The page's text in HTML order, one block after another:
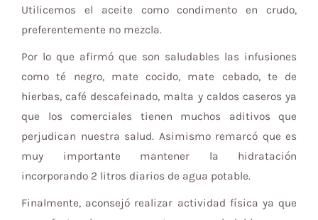
Utilicemos el aceite como condimento en crudo,
preferentemente no mezcla.
Por lo que afirmó que son saludables las infusiones
como té negro, mate cocido, mate cebado, te de
hierbas, café descafeinado, malta y caldos caseros ya
que los comerciales tienen muchos aditivos que
perjudican nuestra salud. Asimismo remarcó que es
muy importante mantener la hidratación
incorporando 2 litros diarios de agua potable.
Finalmente, aconsejó realizar actividad física ya que